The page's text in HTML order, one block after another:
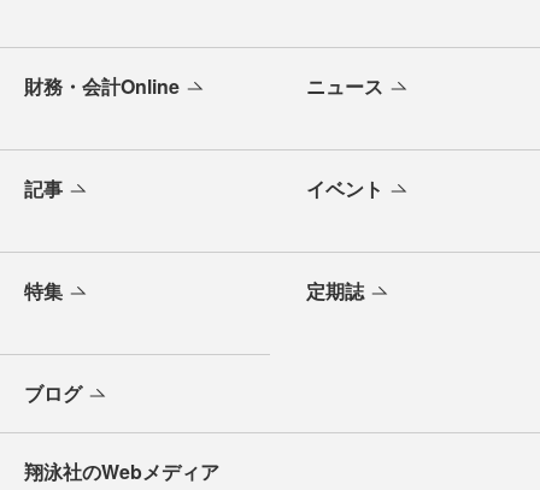
財務・会計Online ニュース
記事 イベント
特集 定期誌
ブログ
翔泳社のWebメディア